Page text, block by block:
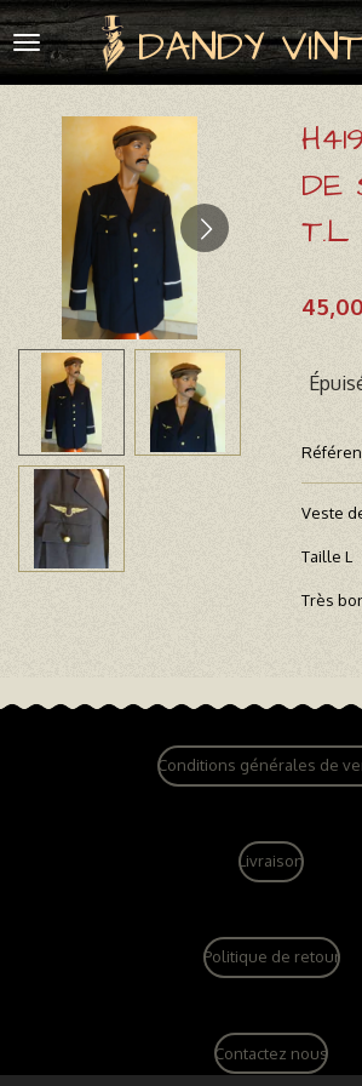
Passer
au
contenu
DANDY
DE
T.L
Veste
Taille L
Très
Conditions générales de
Livraison
Politique de retour
Contactez nous